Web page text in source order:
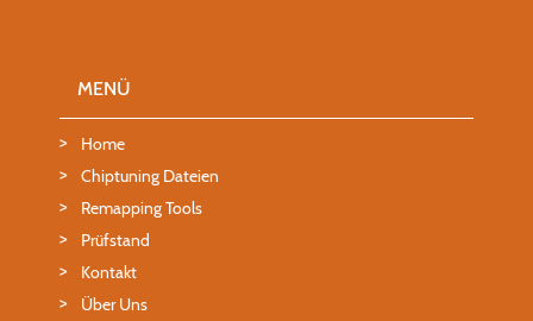
MENÜ
Home
Chiptuning Dateien
Remapping Tools
Prüfstand
Kontakt
Über Uns